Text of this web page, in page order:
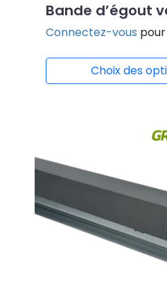
Bande d’égout
Connectez-vous
Choix des